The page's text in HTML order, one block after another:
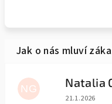
NG Natalia
Hodnocení
21.1.2026